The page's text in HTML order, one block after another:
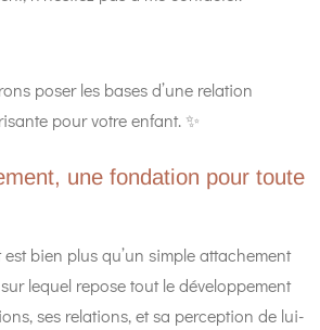
poser les bases d’une relation
pour votre enfant. ✨
une fondation pour toute
est bien plus qu’un simple attachement
lequel repose tout le développement
ses relations, et sa perception de lui-